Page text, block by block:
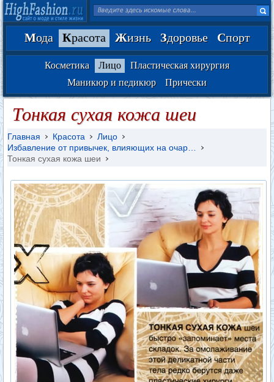
Мода Красота Жизнь Здоровье Спорт
Косметика Лицо
Пластическая хирургия
Маникюр и педикюр
Прически
Тонкая сухая кожа шеи
Главная Красота
Лицо
Избавление от привычек, влияющих на очар…
Тонкая сухая кожа шеи